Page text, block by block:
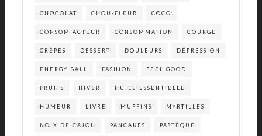
CHOCOLAT CHOU-FLEUR COCO
CONSOM'ACTEUR CONSOMMATION COURGE
CRÊPES DESSERT DOULEURS DÉPRESSION
ENERGY BALL FASHION FEEL GOOD
FRUITS HIVER HUILE ESSENTIELLE
HUMEUR LIVRE MUFFINS MYRTILLES
NOIX DE CAJOU PANCAKES PASTÈQUE